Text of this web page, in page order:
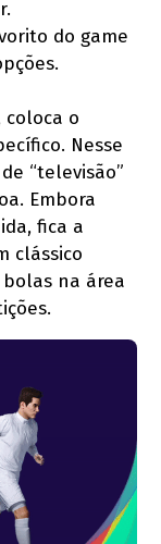
do game
o
Nesse
“televisão”
Embora
fica a
clássico
na área